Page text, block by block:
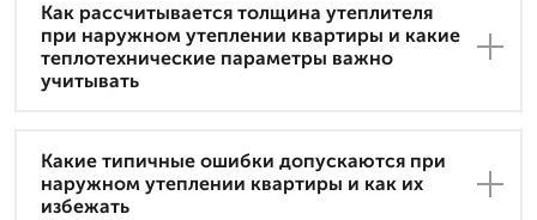
Как рассчитывается толщина утеплителя
при наружном утеплении квартиры и какие
теплотехнические параметры важно
учитывать
Какие типичные ошибки допускаются при
наружном утеплении квартиры и как их
избежать